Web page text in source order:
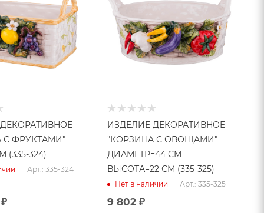
С ФРУКТАМИ"
(335-324)
Арт.: 335-324
ИЗДЕЛИЕ ДЕКОРАТИВНОЕ
"КОРЗИНА С ОВОЩАМИ"
ДИАМЕТР=44 СМ
ВЫСОТА=22 СМ (335-325)
Нет в наличии Арт.: 335-325
9 802 ₽